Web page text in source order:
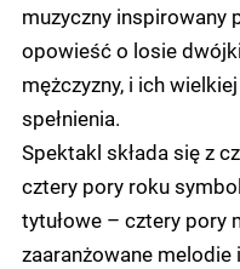
muzyczny inspirowany
opowieść o losie
mężczyzny, i ich
spełnienia.
Spektakl składa się z
cztery pory roku
tytułowe – cztery pory
zaaranżowane